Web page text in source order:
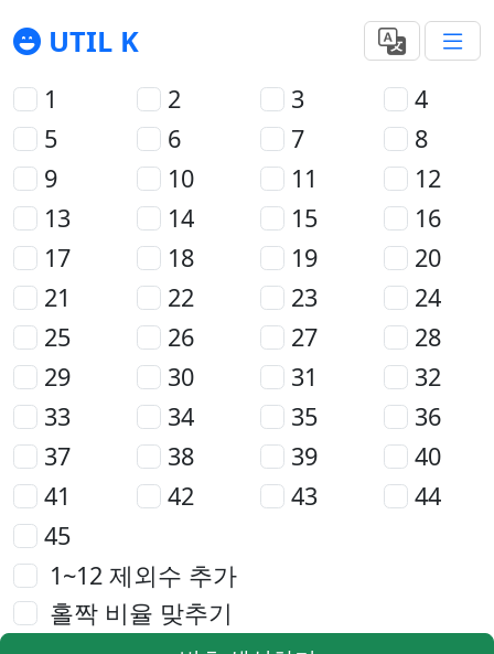
UTIL K
1 2 3
4
5
6 7
8
9
10 11
12
13
14 15
16
17
18 19
20
21
22 23
24
25
26 27
28
29
30 31
32
33
34 35
36
37
38 39
40
41
42 43
44
45
1~12 제외수 추가
홀짝 비율 맞추기